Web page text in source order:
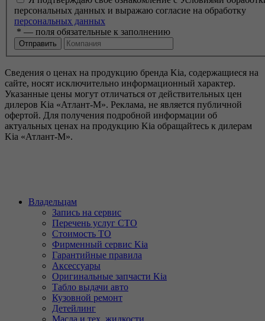
персональных данных и выражаю согласие на обработку
персональных данных
* — поля обязательные к заполнению
Сведения о ценах на продукцию бренда Kia, содержащиеся на
сайте, носят исключительно информационный характер.
Указанные цены могут отличаться от действительных цен
дилеров Kia «Атлант-М». Реклама, не является публичной
офертой. Для получения подробной информации об
актуальных ценах на продукцию Kia обращайтесь к дилерам
Kia «Атлант-М».
Владельцам
Запись на сервис
Перечень услуг СТО
Стоимость ТО
Фирменный сервис Kia
Гарантийные правила
Аксессуары
Оригинальные запчасти Kia
Табло выдачи авто
Кузовной ремонт
Детейлинг